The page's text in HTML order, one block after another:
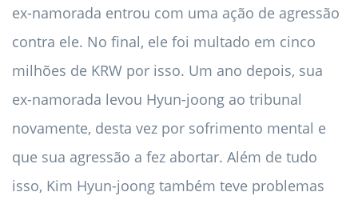
ex-namorada entrou com uma ação de agressão
contra ele. No final, ele foi multado em cinco
milhões de KRW por isso. Um ano depois, sua
ex-namorada levou Hyun-joong ao tribunal
novamente, desta vez por sofrimento mental e
que sua agressão a fez abortar. Além de tudo
isso, Kim Hyun-joong também teve problemas